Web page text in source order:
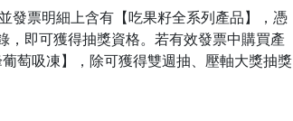
發票明細上含有【吃果籽全系列產品】，憑
，即可獲得抽獎資格。若有效發票中購買產
萄吸凍】，除可獲得雙週抽、壓軸大獎抽獎